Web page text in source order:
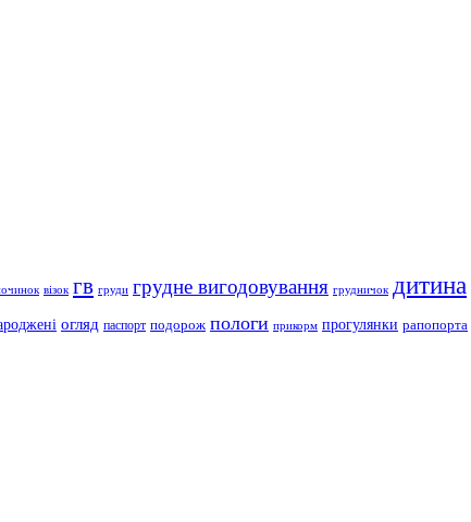
візок гв груди грудне вигодовування грудничок дитина
огляд паспорт подорож пологи прикорм прогулянки рапопорта